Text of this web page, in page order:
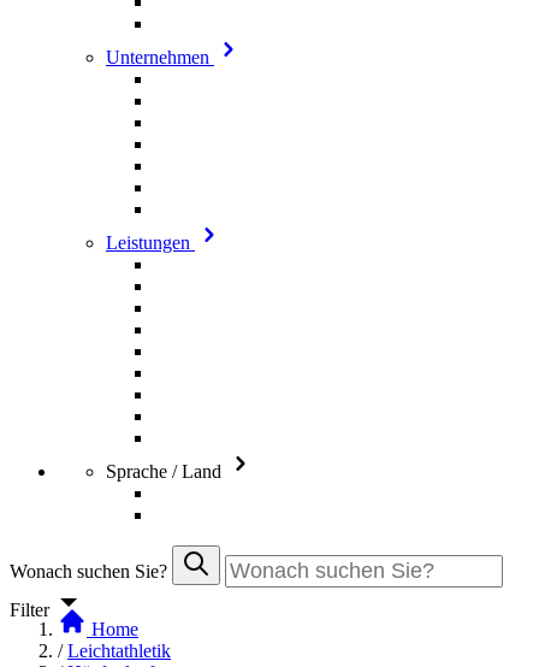
Unternehmen
Leistungen
Sprache / Land
Wonach suchen Sie?
Filter
Home
/ Leichtathletik